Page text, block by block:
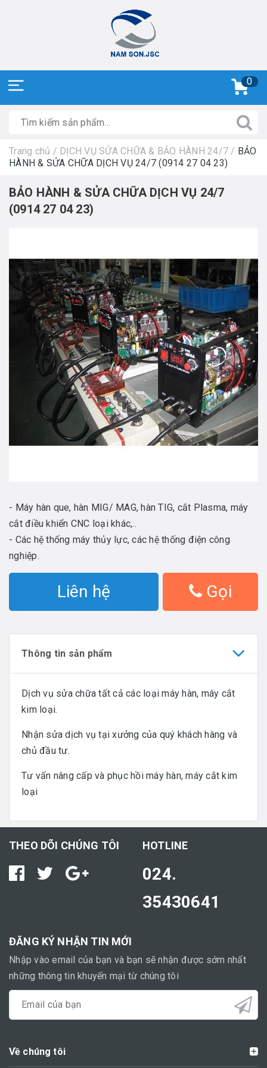
0
Trang chủ / DỊCH VỤ SỬA CHỮA & BẢO HÀNH 24/7 / BẢO
HÀNH & SỬA CHỮA DỊCH VỤ 24/7 (0914 27 04 23)
BẢO HÀNH & SỬA CHỮA DỊCH VỤ 24/7
(0914 27 04 23)
- Máy hàn que, hàn MIG/ MAG, hàn TIG, cắt Plasma, máy
cắt điều khiển CNC loại khác,..
- Các hệ thống máy thủy lực, các hệ thống điện công
nghiệp.
Liên hệ Gọi
Thông tin sản phẩm
Dịch vụ sửa chữa tất cả các loại máy hàn, máy cắt
kim loại.
Nhận sửa dịch vụ tại xưởng của quý khách hàng và
chủ đầu tư.
Tư vấn nâng cấp và phục hồi máy hàn, máy cắt kim
loại
THEO DÕI CHÚNG TÔI HOTLINE
024.
35430641
ĐĂNG KÝ NHẬN TIN MỚI
Nhập vào email của bạn và bạn sẽ nhận được sớm nhất
những thông tin khuyến mại từ chúng tôi
Về chúng tôi